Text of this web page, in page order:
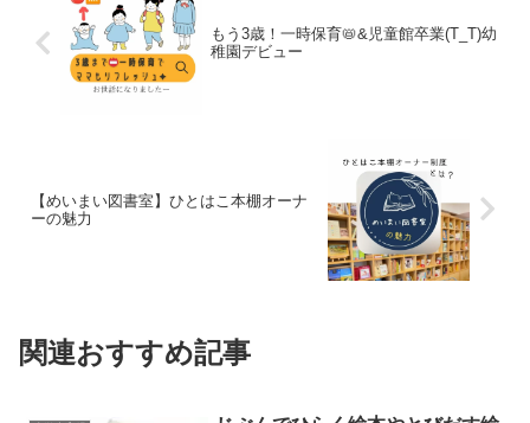
もう3歳！一時保育📛&児童館卒業(T_T)幼
稚園デビュー
【めいまい図書室】ひとはこ本棚オーナ
ーの魅力
関連おすすめ記事